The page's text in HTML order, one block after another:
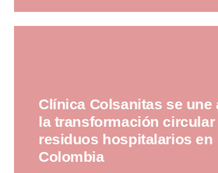
Clínica Colsanitas se une
la transformación circular
residuos hospitalarios en
Colombia